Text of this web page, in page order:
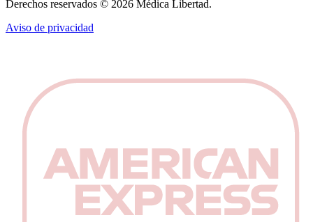
Derechos reservados © 2026 Médica Libertad.
Aviso de privacidad